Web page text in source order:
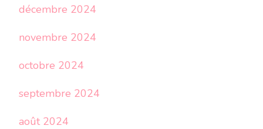
décembre 2024
novembre 2024
octobre 2024
septembre 2024
août 2024